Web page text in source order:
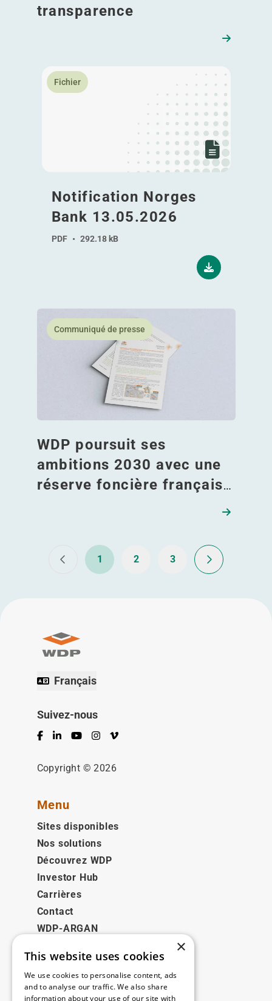
transparence
Fichier
Notification Norges
Bank 13.05.2026
PDF • 292.18 kB
En savoir plus Notification Norges Bank 13.05.2026
Communiqué de presse
WDP poursuit ses
ambitions 2030 avec une
réserve foncière française
European Investment
Manager
En savoir plus WDP poursuit ses ambitions 2030
1 2 3
Français
Suivez-nous
Facebook
LinkedInYouTubeInstagram
Vimeo
Copyright © 2026
Menu
Sites disponibles
Nos solutions
Découvrez WDP
Investor Hub
Carrières
Contact
WDP-ARGAN
Juridique
Disclaimer
×
This website uses cookies
We use cookies to personalise content, ads
and to analyse our traffic. We also share
information about your use of our site with